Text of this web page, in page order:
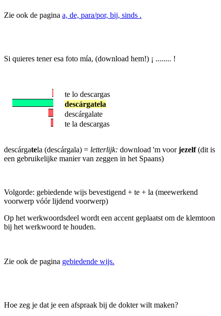
Zie ook de pagina a, de, para/por, bij, sinds .
Si quieres tener esa foto mía, (download hem!) ¡ ........ !
te lo descargas
descárgatela
descárgalate
te la descargas
descárgatela (descárgala) = letterlijk: download 'm voorjezelf(dit is
een gebruikelijke manier van zeggen in het Spaans)
Volgorde: gebiedende wijs bevestigend + te + la (meewerkend
voorwerp vóór lijdend voorwerp)
Op het werkwoordsdeel wordt een accent geplaatst om de klemtoon
bij het werkwoord te houden.
Zie ook de pagina gebiedende wijs.
Hoe zeg je dat je een afspraak bij de dokter wilt maken?